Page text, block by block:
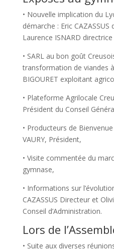
• Nouvelle implication du
démarche : Eric CAZASSUS
Laurence ISNARD directrice
• SARL au bon goût
transformation de viandes
BIGOURET exploitant
• Plateforme Agrilocale
Président du Conseil
• Producteurs de
VAURY, Président,
• Visite commentée du
gymnase,
• Informations sur
CAZASSUS Directeur et
Conseil d’Administration.
Lors de
• Suite aux diverses